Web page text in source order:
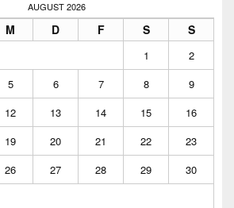
AUGUST 2026
M D F S S
1
2
5 6 7 8
9
12 13 14 15
16
19 20 21 22
23
26 27 28 29
30